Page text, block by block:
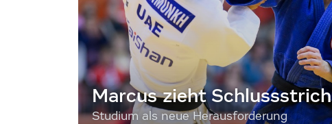
Marcus zieht Schlussstrich
Studium als neue Herausforderung